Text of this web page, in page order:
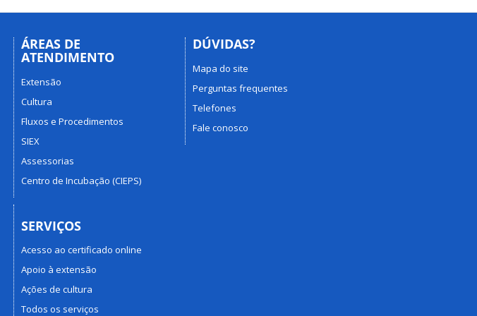
ÁREAS DE
ATENDIMENTO
Extensão
Cultura
Fluxos e Procedimentos
SIEX
Assessorias
Centro de Incubação (CIEPS)
SERVIÇOS
Acesso ao certificado online
Apoio à extensão
Ações de cultura
Todos os serviços
DÚVIDAS?
Mapa do site
Perguntas frequentes
Telefones
Fale conosco